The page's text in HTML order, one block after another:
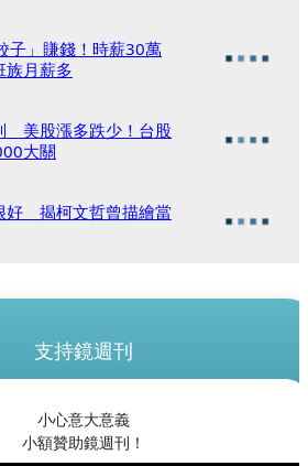
子」賺錢！時薪30萬
月薪多
美股漲多跌少！台股
大關
好 揭柯文哲曾描繪當
支持鏡週刊
小心意大意義
小額贊助鏡週刊！